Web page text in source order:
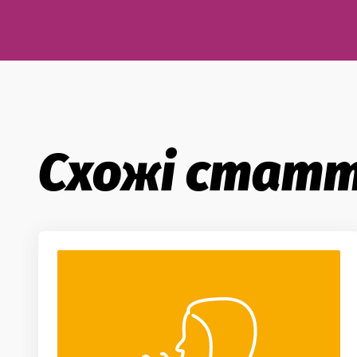
Схожі